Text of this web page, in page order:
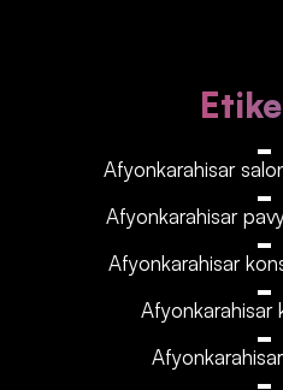
Afyonkarahisar‎‎‎‎
Afyonkarahisar‎‎‎‎
Afyonkarahisar‎‎‎‎
Afyonkarahisar‎‎‎‎